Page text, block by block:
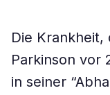
Die Krankheit,
Parkinson vor
in seiner